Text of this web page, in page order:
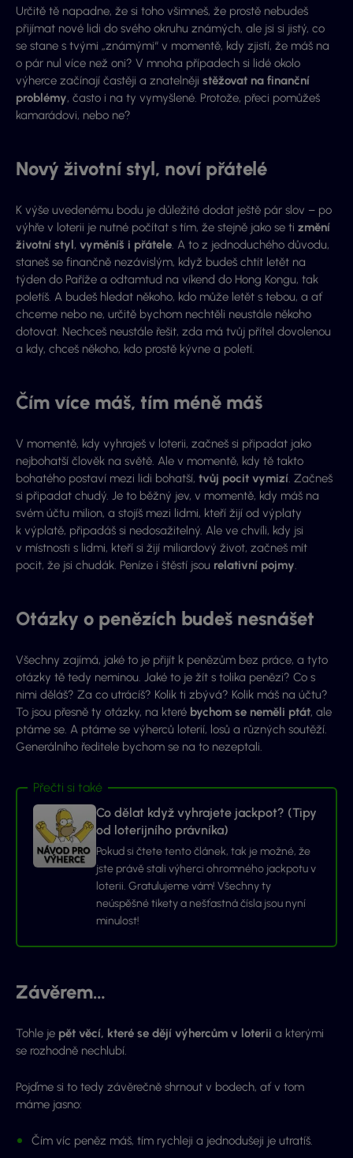
Určitě tě napadne, že si toho všimneš, že prostě nebudeš
přijímat nové lidi do svého okruhu známých, ale jsi si jistý, co
se stane s tvými „známými“ v momentě, kdy zjistí, že máš na
o pár nul více než oni? V mnoha případech si lidé okolo
výherce začínají častěji a znatelněji stěžovat na finanční
problémy, často i na ty vymyšlené. Protože, přeci pomůžeš
kamarádovi, nebo ne?
Nový životní styl, noví přátelé
K výše uvedenému bodu je důležité dodat ještě pár slov – po
výhře v loterii je nutné počítat s tím, že stejně jako se ti změní
životní styl , vyměníš i přátele. A to z jednoduchého důvodu,
staneš se finančně nezávislým, když budeš chtít letět na
týden do Paříže a odtamtud na víkend do Hong Kongu, tak
poletíš. A budeš hledat někoho, kdo může letět s tebou, a ať
chceme nebo ne, určitě bychom nechtěli neustále někoho
dotovat. Nechceš neustále řešit, zda má tvůj přítel dovolenou
a kdy, chceš někoho, kdo prostě kývne a poletí.
Čím více máš, tím méně máš
V momentě, kdy vyhraješ v loterii, začneš si připadat jako
nejbohatší člověk na světě. Ale v momentě, kdy tě takto
bohatého postaví mezi lidi bohatší, tvůj pocit vymizí. Začneš
si připadat chudý. Je to běžný jev, v momentě, kdy máš na
svém účtu milion, a stojíš mezi lidmi, kteří žijí od výplaty
k výplatě, připadáš si nedosažitelný. Ale ve chvíli, kdy jsi
v místnosti s lidmi, kteří si žijí miliardový život, začneš mít
pocit, že jsi chudák. Peníze i štěstí jsou relativní pojmy.
Otázky o penězích budeš nesnášet
Všechny zajímá, jaké to je přijít k penězům bez práce, a tyto
otázky tě tedy neminou. Jaké to je žít s tolika penězi? Co s
nimi děláš? Za co utrácíš? Kolik ti zbývá? Kolik máš na účtu?
To jsou přesně ty otázky, na které bychom se neměli ptát, ale
ptáme se. A ptáme se výherců loterií, losů a různých soutěží.
Generálního ředitele bychom se na to nezeptali.
Přečti si také
Co dělat když vyhrajete jackpot? (Tipy
od loterijního právníka)
Pokud si čtete tento článek, tak je možné, že
jste právě stali výherci ohromného jackpotu v
loterii. Gratulujeme vám! Všechny ty
neúspěšné tikety a nešťastná čísla jsou nyní
minulost!
Závěrem…
Tohle je pět věcí, které se dějí výhercům v loterii a kterými
se rozhodně nechlubí.
Pojďme si to tedy závěrečně shrnout v bodech, ať v tom
máme jasno:
Čím víc peněz máš, tím rychleji a jednodušeji je utratíš.